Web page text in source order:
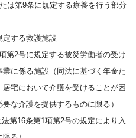
は第9条に規定する療養を行う部分
定する救護施設
第2号に規定する被災労働者の受け
に係る施設（同法に基づく年金た
宅において介護を受けることが困
な介護を提供するものに限る）
第16条第1項第2号の規定により入